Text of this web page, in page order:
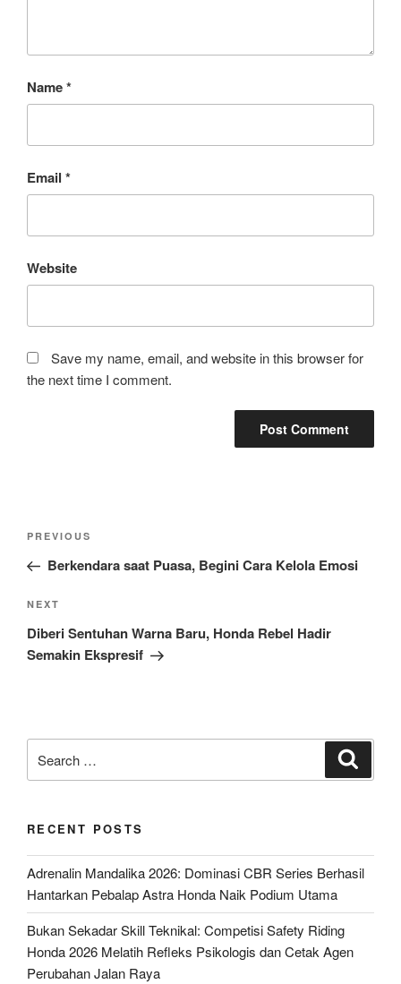
Name*
Email *
Website
Save my name, email, and website in this browser for
the next time I comment.
Post
Previous
Post
PREVIOUS
Berkendara saat Puasa, Begini Cara Kelola Emosi
Next
Post
NEXT
Diberi Sentuhan Warna Baru, Honda Rebel Hadir
Semakin Ekspresif
for:
RECENT POSTS
Adrenalin Mandalika 2026: Dominasi CBR Series Berhasil
Hantarkan Pebalap Astra Honda Naik Podium Utama
Bukan Sekadar Skill Teknikal: Competisi Safety Riding
Honda 2026 Melatih Refleks Psikologis dan Cetak Agen
Perubahan Jalan Raya